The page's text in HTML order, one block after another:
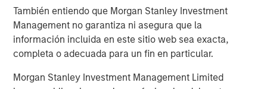
También entiendo que Morgan Stanley Investment
Management no garantiza ni asegura que la
información incluida en este sitio web sea exacta,
completa o adecuada para un fin en particular.
Morgan Stanley Investment Management Limited
Through the end of 2025, equities and credit markets
were signaling stability—tight spreads, resilient earnings,
and strong private credit issuance. More importantly, we
believe the underlying macro forces have remained